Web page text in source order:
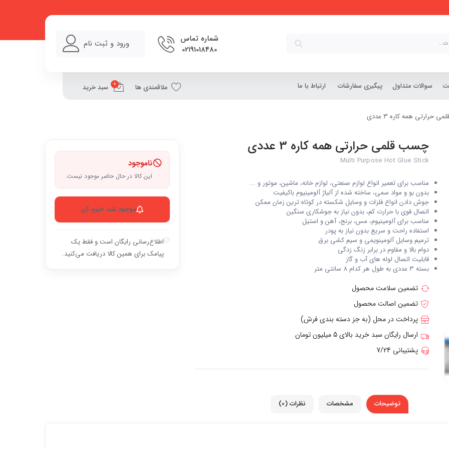
شماره تماس
02191018480
ورود و ثبت نام
سوالات متداول پیگیری سفارشات ارتباط با ما علاقمندی ها 0 سبد خرید
حرارتی همه کاره 3 عددی
چسب قلمی حرارتی همه کاره 3 عددی
Multi Purpose Hot Glue Stick
مناسب برای تعمیر انواع لوازم صنعتی، لوازم خانه، ماشین، موتور و ...
بدون بو و مواد سمی، ساخته شده از آلیاژ آلومینیوم باکیفیت
جوش دادن انواع فلزات و وسایل شکسته در کوتاه ترین زمان ممکن
اتصال قوی با حرارت کم، بدون نیاز به جوشکاری سنگین
مناسب برای آلومینیوم، مس، برنج، آهن و استیل
استفاده راحت و سریع بدون نیاز به پودر
ترمیم وسایل آلومینویمی و سیم کشی برق
دوام بالا و مقاوم در برابر زنگ زدگی
قابلیت اتصال لوله های آب و گاز
بسته 3 عددی به طول هر کدام 8 سانتی متر
تضمین سلامت محصول
تضمین اصالت محصول
پرداخت در محل (به جز دسته بندی فرش)
ارسال رایگان سبد خرید بالای 5 میلیون تومان
پشتیبانی 7/24
ناموجود
این کالا در حال حاضر موجود نیست.
موجود شد، خبرم کن
اطلاع‌رسانی رایگان است و فقط یک
پیامک برای همین کالا دریافت می‌کنید.
توضیحات مشخصات نظرات (0)